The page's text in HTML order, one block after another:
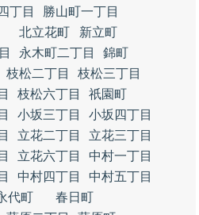
丁目
勝山町一丁目
北立花町
新立町
永木町二丁目
錦町
枝松二丁目
枝松三丁目
枝松六丁目
祇園町
小坂三丁目
小坂四丁目
立花二丁目
立花三丁目
立花六丁目
中村一丁目
中村四丁目
中村五丁目
代町
春日町